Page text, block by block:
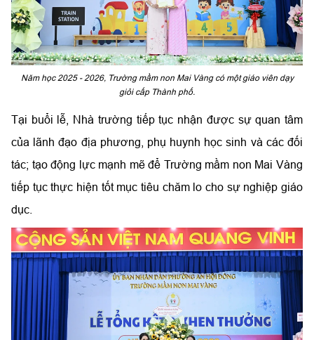
Năm học 2025 - 2026, Trường mầm non Mai Vàng có một giáo viên dạy
giỏi cấp Thành phố.
Tại buổi lễ, Nhà trường tiếp tục nhận được sự quan tâm
của lãnh đạo địa phương, phụ huynh học sinh và các đối
tác; tạo động lực mạnh mẽ để Trường mầm non Mai Vàng
tiếp tục thực hiện tốt mục tiêu chăm lo cho sự nghiệp giáo
dục.